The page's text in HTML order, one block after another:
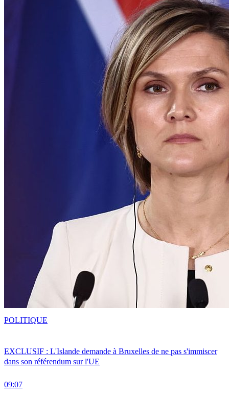
EXCLUSIF : L'Islande demande à Bruxelles de ne pas s'immiscer
dans son référendum sur l'UE
09:07
POLITIQUE